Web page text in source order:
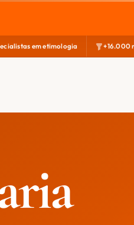
em etimologia +16.000